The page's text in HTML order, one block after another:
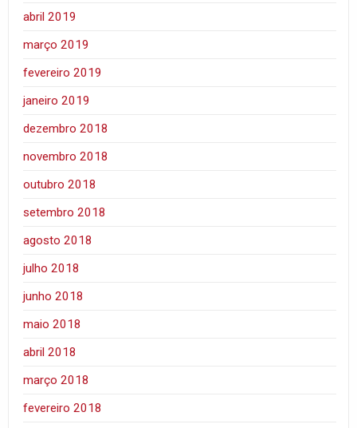
abril 2019
março 2019
fevereiro 2019
janeiro 2019
dezembro 2018
novembro 2018
outubro 2018
setembro 2018
agosto 2018
julho 2018
junho 2018
maio 2018
abril 2018
março 2018
fevereiro 2018